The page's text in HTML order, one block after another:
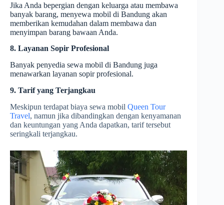
Jika Anda bepergian dengan keluarga atau membawa
banyak barang, menyewa mobil di Bandung akan
memberikan kemudahan dalam membawa dan
menyimpan barang bawaan Anda.
8. Layanan Sopir Profesional
Banyak penyedia sewa mobil di Bandung juga
menawarkan layanan sopir profesional.
9. Tarif yang Terjangkau
Meskipun terdapat biaya sewa mobil Queen Tour
Travel, namun jika dibandingkan dengan kenyamanan
dan keuntungan yang Anda dapatkan, tarif tersebut
seringkali terjangkau.